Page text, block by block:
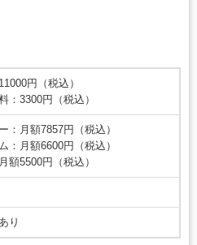
円（税込）
：3300円（税込）
：月額7857円（税込）
：月額6600円（税込）
額5500円（税込）
り